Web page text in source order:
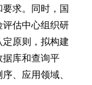
求。同时，国
估中心组织研
原则，拟构建
据库和查询平
、应用领域、